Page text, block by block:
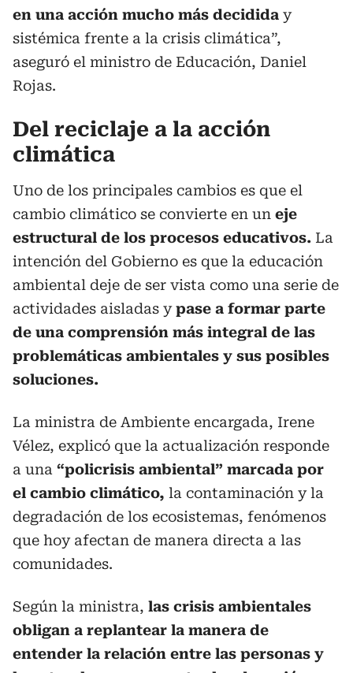
en una acción mucho más decidida y
sistémica frente a la crisis climática”,
aseguró el ministro de Educación, Daniel
Rojas.
Del reciclaje a la acción
climática
Uno de los principales cambios es que el
cambio climático se convierte en un eje
estructural de los procesos educativos. La
intención del Gobierno es que la educación
ambiental deje de ser vista como una serie de
actividades aisladas ypase a formar parte
de una comprensión más integral de las
problemáticas ambientales y sus posibles
soluciones.
La ministra de Ambiente encargada, Irene
Vélez, explicó que la actualización responde
a una “policrisis ambiental” marcada por
el cambio climático, la contaminación y la
degradación de los ecosistemas, fenómenos
que hoy afectan de manera directa a las
comunidades.
Según la ministra, las crisis ambientales
obligan a replantear la manera de
entender la relación entre las personas y